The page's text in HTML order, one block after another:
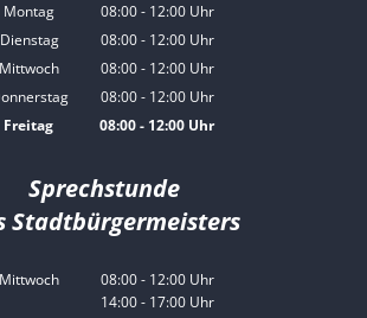
Montag 08:00- 12:00Uhr
Von 08:00 bis 12:00 Uhr
Dienstag 08:00- 12:00Uhr
Von 08:00 bis 12:00 Uhr
Mittwoch 08:00- 12:00Uhr
Von 08:00 bis 12:00 Uhr
08:00- 12:00Uhr
Von 08:00 bis 12:00 Uhr
Freitag 08:00- 12:00 Uhr
Sprechstunde
Stadtbürgermeisters
Mittwoch 08:00- 12:00Uhr
Von 08:00 bis 12:00 Uhr
14:00- 17:00Uhr